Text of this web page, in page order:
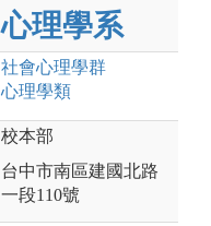
心理學系
社會心理學群
心理學類
校本部
台中市南區建國北路
一段110號